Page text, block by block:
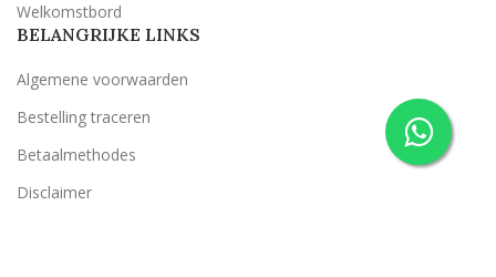
Welkomstbord
BELANGRIJKE LINKS
Algemene voorwaarden
Bestelling traceren
Betaalmethodes
Disclaimer